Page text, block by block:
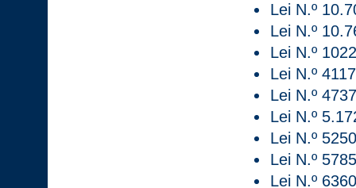
Lei N.º
Lei N.º
Lei N.º
Lei N.º
Lei N.º
Lei N.º
Lei N.º
Lei N.º
Lei N.º